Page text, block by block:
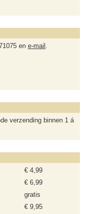
en e-mail .
verzending binnen 1 á
€ 4,99
€ 6,99
gratis
€ 9,95